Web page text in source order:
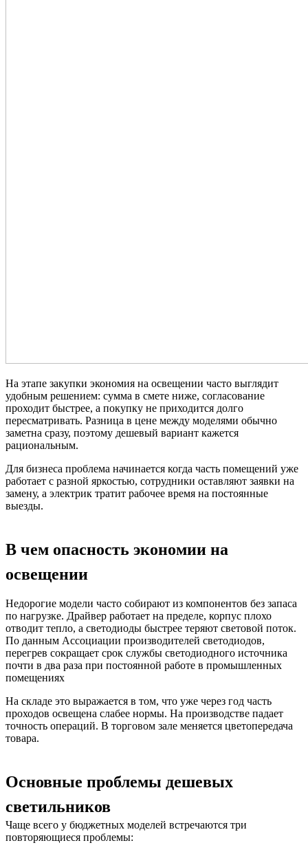
На этапе закупки экономия на освещении часто выглядит
удобным решением: сумма в смете ниже, согласование
проходит быстрее, а покупку не приходится долго
пересматривать. Разница в цене между моделями обычно
заметна сразу, поэтому дешевый вариант кажется
рациональным.
Для бизнеса проблема начинается когда часть помещений уже
работает с разной яркостью, сотрудники оставляют заявки на
замену, а электрик тратит рабочее время на постоянные
выезды.
В чем опасность экономии на
освещении
Недорогие модели часто собирают из компонентов без запаса
по нагрузке. Драйвер работает на пределе, корпус плохо
отводит тепло, а светодиоды быстрее теряют световой поток.
По данным Ассоциации производителей светодиодов,
перегрев сокращает срок службы светодиодного источника
почти в два раза при постоянной работе в промышленных
помещениях
На складе это выражается в том, что уже через год часть
проходов освещена слабее нормы. На производстве падает
точность операций. В торговом зале меняется цветопередача
товара.
Основные проблемы дешевых
светильников
Чаще всего у бюджетных моделей встречаются три
повторяющиеся проблемы: